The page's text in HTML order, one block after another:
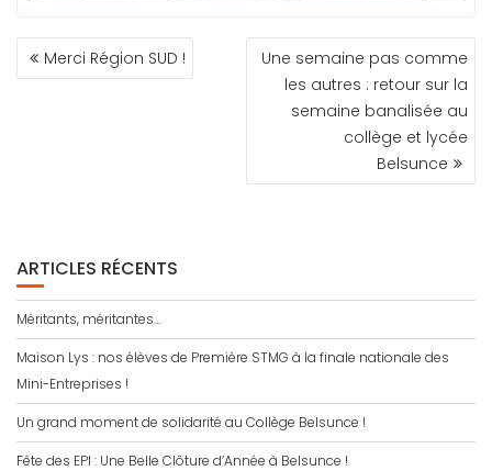
NAVIGATION
DEMerci Région SUD !
Une semaine pas comme
les autres : retour sur la
semaine banalisée au
collège et lycée
Belsunce
ARTICLES RÉCENTS
Méritants, méritantes…
Maison Lys : nos élèves de Première STMG à la finale nationale des
Mini-Entreprises !
Un grand moment de solidarité au Collège Belsunce !
Fête des EPI : Une Belle Clôture d’Année à Belsunce !